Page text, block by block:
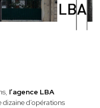
l’agence LBA
dizaine d’opérations